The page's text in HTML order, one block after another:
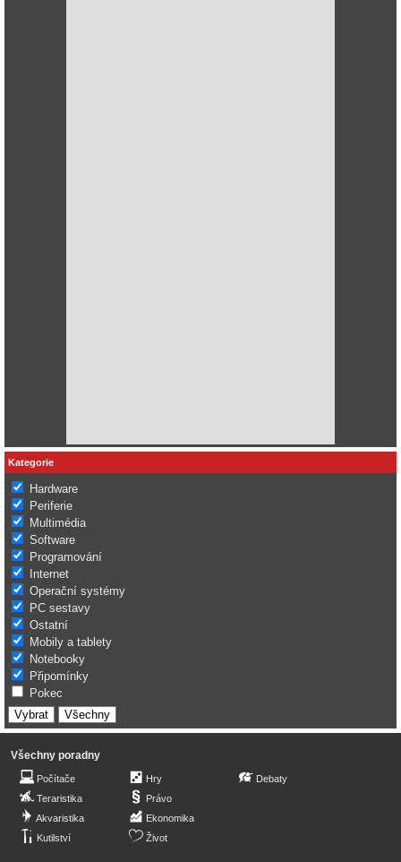
Kategorie
Hardware
Periferie
Multimédia
Software
Programování
Internet
Operační systémy
PC sestavy
Ostatní
Mobily a tablety
Notebooky
Připomínky
Pokec
Všechny poradny
Počítače
Teraristika
Akvaristika
Kutilství
Hry
Právo
Ekonomika
Život
Debaty